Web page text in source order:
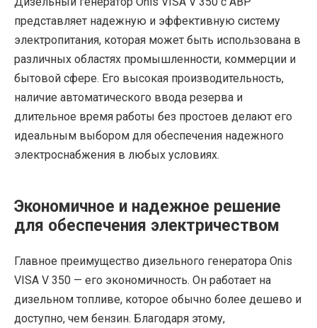
представляет надежную и эффективную систему
электропитания, которая может быть использована в
различных областях промышленности, коммерции и
бытовой сфере. Его высокая производительность,
наличие автоматического ввода резерва и
длительное время работы без простоев делают его
идеальным выбором для обеспечения надежного
электроснабжения в любых условиях.
Экономичное и надежное решение
для обеспечения электричеством
Главное преимущество дизельного генератора Onis
VISA V 350 — его экономичность. Он работает на
дизельном топливе, которое обычно более дешево и
доступно, чем бензин. Благодаря этому,